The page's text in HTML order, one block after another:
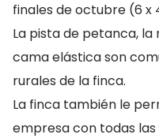
finales de octubre (6 x
La pista de petanca,
cama elástica son
rurales de la finca.
La finca también le
empresa con todas